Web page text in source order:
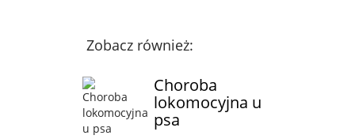
Zobacz również:
Choroba
lokomocyjna u
psa